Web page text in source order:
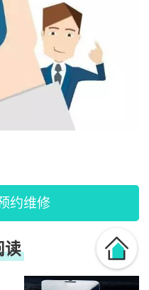
大量的手机步入了淘汰
显示，我国已经沉积了约
约维修